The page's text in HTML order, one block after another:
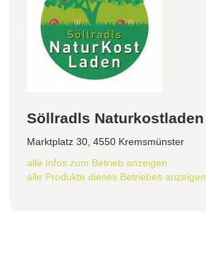
Söllradls Naturkostladen
Marktplatz 30, 4550 Kremsmünster
alle Infos zum Betrieb anzeigen
alle Produkte dieses Betriebes anzeigen